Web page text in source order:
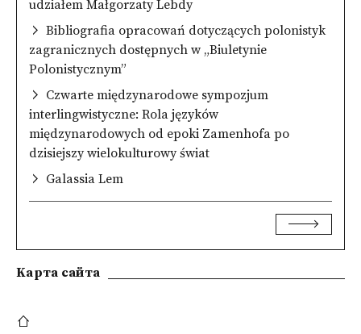
udziałem Małgorzaty Lebdy
Bibliografia opracowań dotyczących polonistyk
zagranicznych dostępnych w „Biuletynie
Polonistycznym”
Czwarte międzynarodowe sympozjum
interlingwistyczne: Rola języków
międzynarodowych od epoki Zamenhofa po
dzisiejszy wielokulturowy świat
Galassia Lem
Kарта сайта